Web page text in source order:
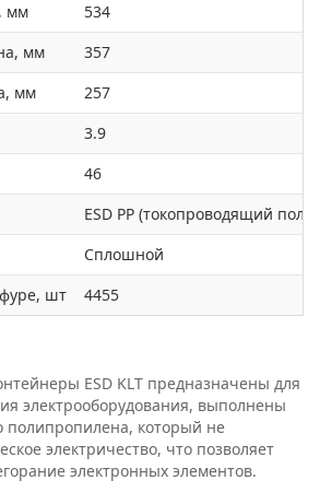
мм
534
мм
357
мм
257
3.9
46
ESD PP (токопроводящий
Сплошной
шт
4455
ESD KLT предназначены для
электрооборудования, выполнены
полипропилена, который не
электричество, что позволяет
электронных элементов.